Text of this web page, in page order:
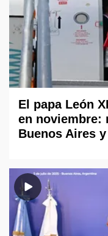
El papa León
en noviembre:
Buenos Aires